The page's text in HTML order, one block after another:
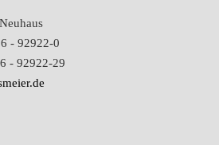
- 92922-0
- 92922-29